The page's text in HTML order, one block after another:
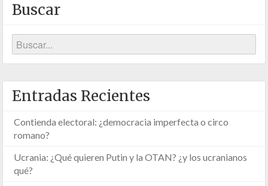
Buscar
Entradas Recientes
Contienda electoral: ¿democracia imperfecta o circo
romano?
Ucrania: ¿Qué quieren Putin y la OTAN? ¿y los ucranianos
qué?